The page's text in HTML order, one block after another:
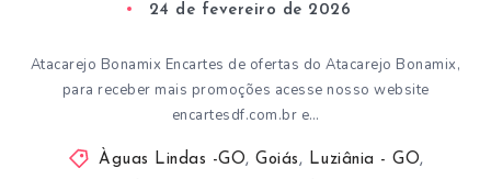
24 de fevereiro de 2026
Atacarejo Bonamix Encartes de ofertas do Atacarejo Bonamix,
para receber mais promoções acesse nosso website
encartesdf.com.br e…
Àguas Lindas -GO, Goiás , Luziânia - GO,